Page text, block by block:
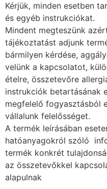
Kérjük, minden esetben
és egyéb instrukciókat.
Mindent megteszünk
tájékoztatást adjunk
bármilyen kérdése,
velünk a kapcsolatot,
ételre, összetevőre
instrukciók betartásának
megfelelő fogyasztásból
vállalunk felelősséget.
A termék leírásában
hatóanyagokról szóló
termék konkrét
az összetevőkkel
alapulnak